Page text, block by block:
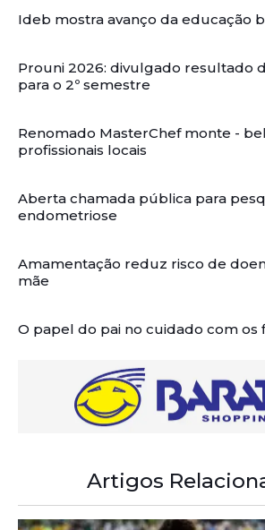
Ideb mostra avanço da educação
Prouni 2026: divulgado resultado
para o 2º semestre
Renomado MasterChef monte -
profissionais locais
Aberta chamada pública para
endometriose
Amamentação reduz risco de
mãe
O papel do pai no cuidado com os
Artigos